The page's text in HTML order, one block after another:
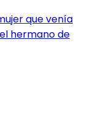
que venía
hermano de